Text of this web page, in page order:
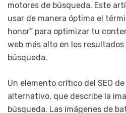
motores de búsqueda. Este
usar de manera óptima el
honor” para optimizar tu
web más alto en los
búsqueda.
Un elemento crítico del SEO
alternativo, que describe la
búsqueda. Las imágenes de